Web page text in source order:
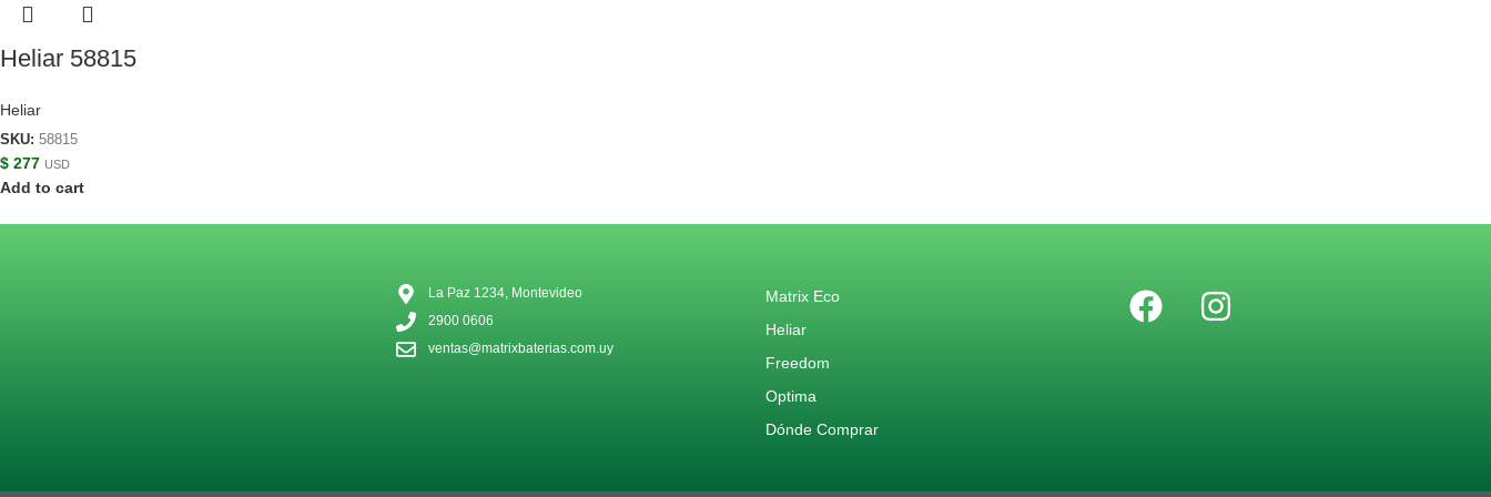
Heliar 58815
Heliar
SKU: 58815
$ 277 USD
Add to cart
La Paz 1234, Montevideo
2900 0606
ventas@matrixbaterias.com.uy
Matrix Eco
Heliar
Freedom
Optima
Dónde Comprar